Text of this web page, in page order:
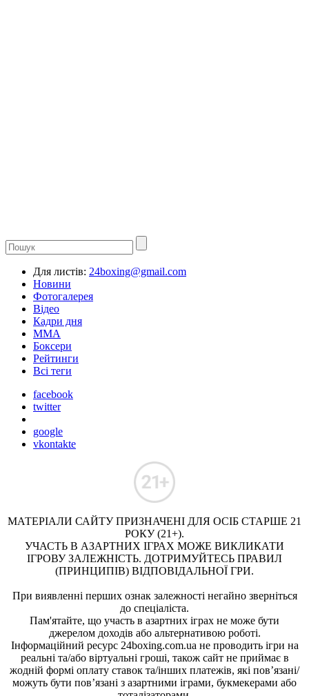
Для листів: 24boxing@gmail.com
Новини
Фотогалерея
Відео
Кадри дня
ММА
Боксери
Рейтинги
Всі теги
facebook
twitter
google
vkontakte
МАТЕРІАЛИ САЙТУ ПРИЗНАЧЕНІ ДЛЯ ОСІБ СТАРШЕ 21
РОКУ (21+).
УЧАСТЬ В АЗАРТНИХ ІГРАХ МОЖЕ ВИКЛИКАТИ
ІГРОВУ ЗАЛЕЖНІСТЬ. ДОТРИМУЙТЕСЬ ПРАВИЛ
(ПРИНЦИПІВ) ВІДПОВІДАЛЬНОЇ ГРИ.
При виявленні перших ознак залежності негайно зверніться
до спеціаліста.
Пам'ятайте, що участь в азартних іграх не може бути
джерелом доходів або альтернативою роботі.
Інформаційний ресурс 24boxing.com.ua не проводить ігри на
реальні та/або віртуальні гроші, також сайт не приймає в
жодній формі оплату ставок та/інших платежів, які пов’язані/
можуть бути пов’язані з азартними іграми, букмекерами або